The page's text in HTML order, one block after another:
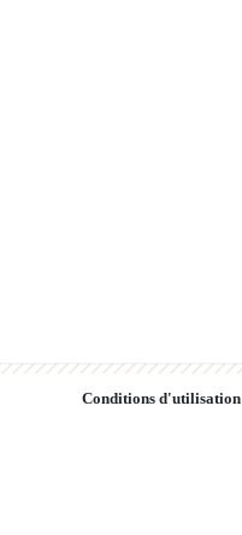
Conditions d'utilisation